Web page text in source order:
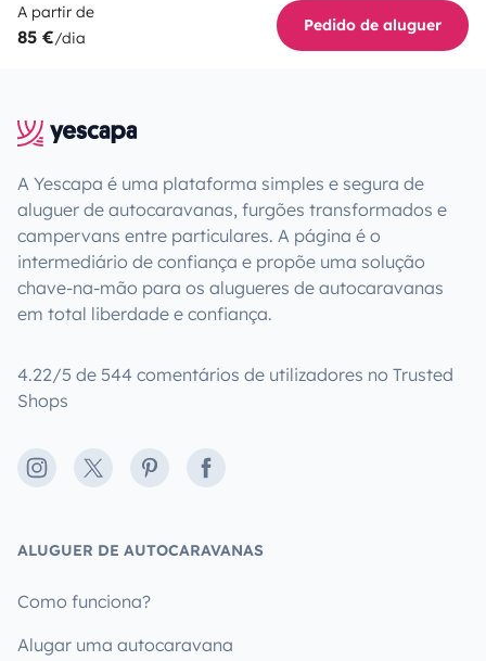
A partir de
85 €/dia
Pedido de aluguer
A Yescapa é uma plataforma simples e segura de
aluguer de autocaravanas, furgões transformados e
campervans entre particulares. A página é o
intermediário de confiança e propõe uma solução
chave-na-mão para os alugueres de autocaravanas
em total liberdade e confiança.
4.22/5 de 544 comentários de utilizadores no Trusted
Shops
Instagram
X PinterestFacebook
ALUGUER DE AUTOCARAVANAS
Como funciona?
Alugar uma autocaravana